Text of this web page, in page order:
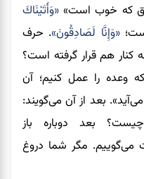
که خوب است» «وَأَتَيْنَاكَ
«وَإِنَّا لَصَادِقُونَ». حرف
کنار هم قرار گرفته است؟
وعده را عمل کنیم؛ آن
بعد از آن می‌گویند:
بعد دوباره باز
می‌گوییم. مگر شما دروغ